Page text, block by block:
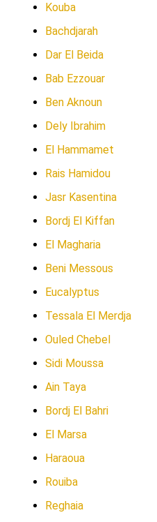
Kouba
Bachdjarah
Dar El Beida
Bab Ezzouar
Ben Aknoun
Dely Ibrahim
El Hammamet
Rais Hamidou
Jasr Kasentina
Bordj El Kiffan
El Magharia
Beni Messous
Eucalyptus
Tessala El Merdja
Ouled Chebel
Sidi Moussa
Ain Taya
Bordj El Bahri
El Marsa
Haraoua
Rouiba
Reghaia